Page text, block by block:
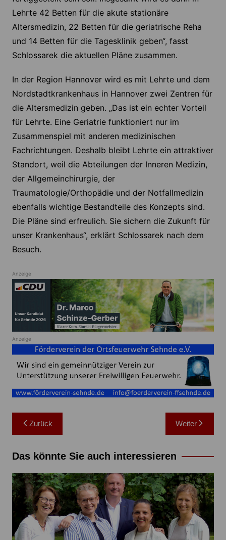
Lehrte 42 Betten für die akute stationäre
Altersmedizin, 22 Betten für die geriatrische Reha
und 14 Betten für die Tagesklinik geben“, fasst
Schlossarek die aktuellen Pläne zusammen.
In der Region Hannover wird es mit Lehrte und dem
Nordstadtkrankenhaus in Hannover zwei Zentren für
die Altersmedizin geben. „Das ist ein echter Vorteil
für Lehrte. Eine Geriatrie funktioniert nur im
Zusammenspiel mit anderen medizinischen
Fachrichtungen. Deshalb bleibt Lehrte ein attraktiver
Standort, weil die Abteilungen der Inneren Medizin,
der Allgemeinchirurgie, der
Traumatologie/Orthopädie und der Notfallmedizin
ebenfalls wichtige Bestandteile des Konzepts sind.
Die Pläne sind erfreulich. Sie sichern die Zukunft für
unser Krankenhaus“, erklärt Schlossarek nach dem
Besuch.
Anzeige
Anzeige
Beitragsnavigation
Zurück Weiter
Das könnte Sie auch interessieren